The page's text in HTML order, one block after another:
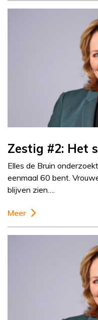
Zestig #2: Het
Elles de Bruin
eenmaal 60 bent.
blijven zien….
Meer